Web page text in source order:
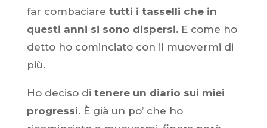
far combaciare tutti i tasselli che in
questi anni si sono dispersi.E come ho
detto ho cominciato con il muovermi di
più.
Ho deciso di tenere un diario sui miei
progressi. È già un po’ che ho